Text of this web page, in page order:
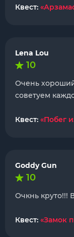
Квест:
Lena Lou
10
Очень
советуем
Квест: «Побег
Goddy Gun
10
Очкнь круто!!!
Квест: «Замок